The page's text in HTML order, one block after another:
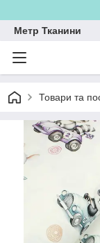
Метр Тканини
Товари та